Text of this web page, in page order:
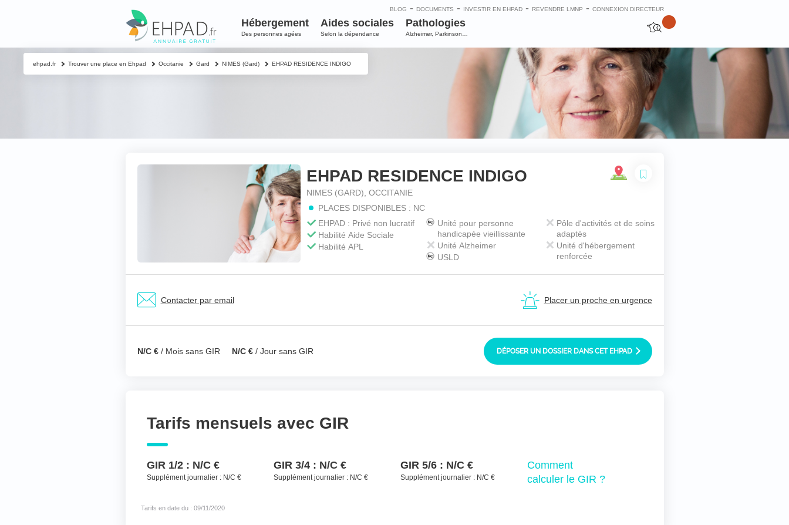
BLOG - DOCUMENTS - INVESTIR EN EHPAD- REVENDRE LMNP - CONNEXION DIRECTEUR
Hébergement
Des personnes agées
Aides sociales
Selon la dépendance
Pathologies
Alzheimer, Parkinson…
Fermer
Contacter un proche
Votre nom & prénom *
Nom & prénom du résident à contacter
EHPAD RESIDENCE INDIGO
NIMES (GARD), OCCITANIE
PLACES DISPONIBLES : NC
EHPAD : Privé non lucratif
Habilité Aide Sociale
Habilité APL
Unité pour personne
handicapée vieillissante
Unité Alzheimer
USLD
Pôle d'activités et de soins
adaptés
Unité d'hébergement
renforcée
Contacter par email Placer un proche en urgence
N/C € / Mois sans GIR N/C € / Jour sans GIR DÉPOSER UN DOSSIER DANS CET EHPAD
Tarifs mensuels avec GIR
GIR 1/2 : N/C €
Supplément journalier : N/C €
GIR 3/4 : N/C €
Supplément journalier : N/C €
GIR 5/6 : N/C €
Supplément journalier : N/C €
Comment
calculer le GIR ?
Tarifs en date du : 09/11/2020
ehpad.fr Trouver une place en Ehpad Occitanie Gard NIMES (Gard) EHPAD RESIDENCE INDIGO